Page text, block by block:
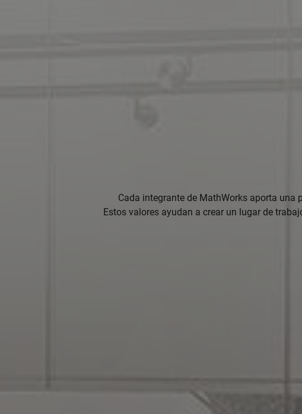
Cada integrante de MathWorks aporta
Estos valores ayudan a crear un lugar de